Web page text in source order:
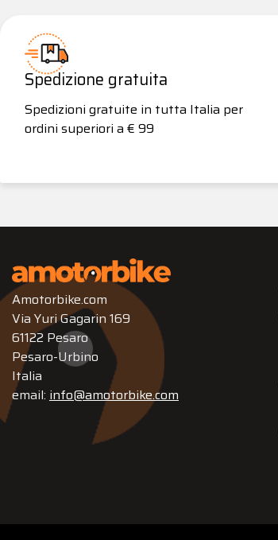
Spedizione gratuita
Spedizioni gratuite in tutta Italia per
ordini superiori a € 99
Amotorbike.com
Via Yuri Gagarin 169
61122 Pesaro
Pesaro-Urbino
Italia
email: info@amotorbike.com